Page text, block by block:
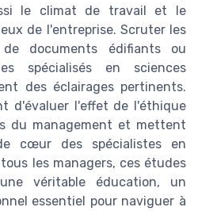
le climat de travail et le
de l'entreprise. Scruter les
documents édifiants ou
spécialisés en sciences
des éclairages pertinents.
d'évaluer l'effet de l'éthique
du management et mettent
cœur des spécialistes en
les managers, ces études
véritable éducation, un
essentiel pour naviguer à